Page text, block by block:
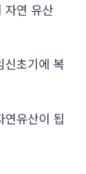
자연 유산
신초기에 복
연유산이 됩